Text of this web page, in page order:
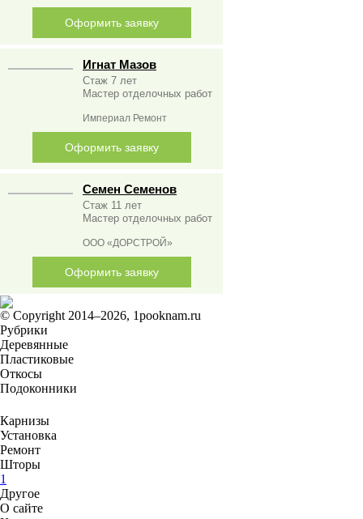
Оформить заявку
Игнат Мазов
Стаж 7 лет
Мастер отделочных работ
Империал Ремонт
Оформить заявку
Семен Семенов
Стаж 11 лет
Мастер отделочных работ
ООО «ДОРСТРОЙ»
Оформить заявку
© Copyright 2014–2026, 1pooknam.ru
Рубрики
Деревянные
Пластиковые
Откосы
Подоконники
Карнизы
Установка
Ремонт
Шторы
1
Другое
О сайте